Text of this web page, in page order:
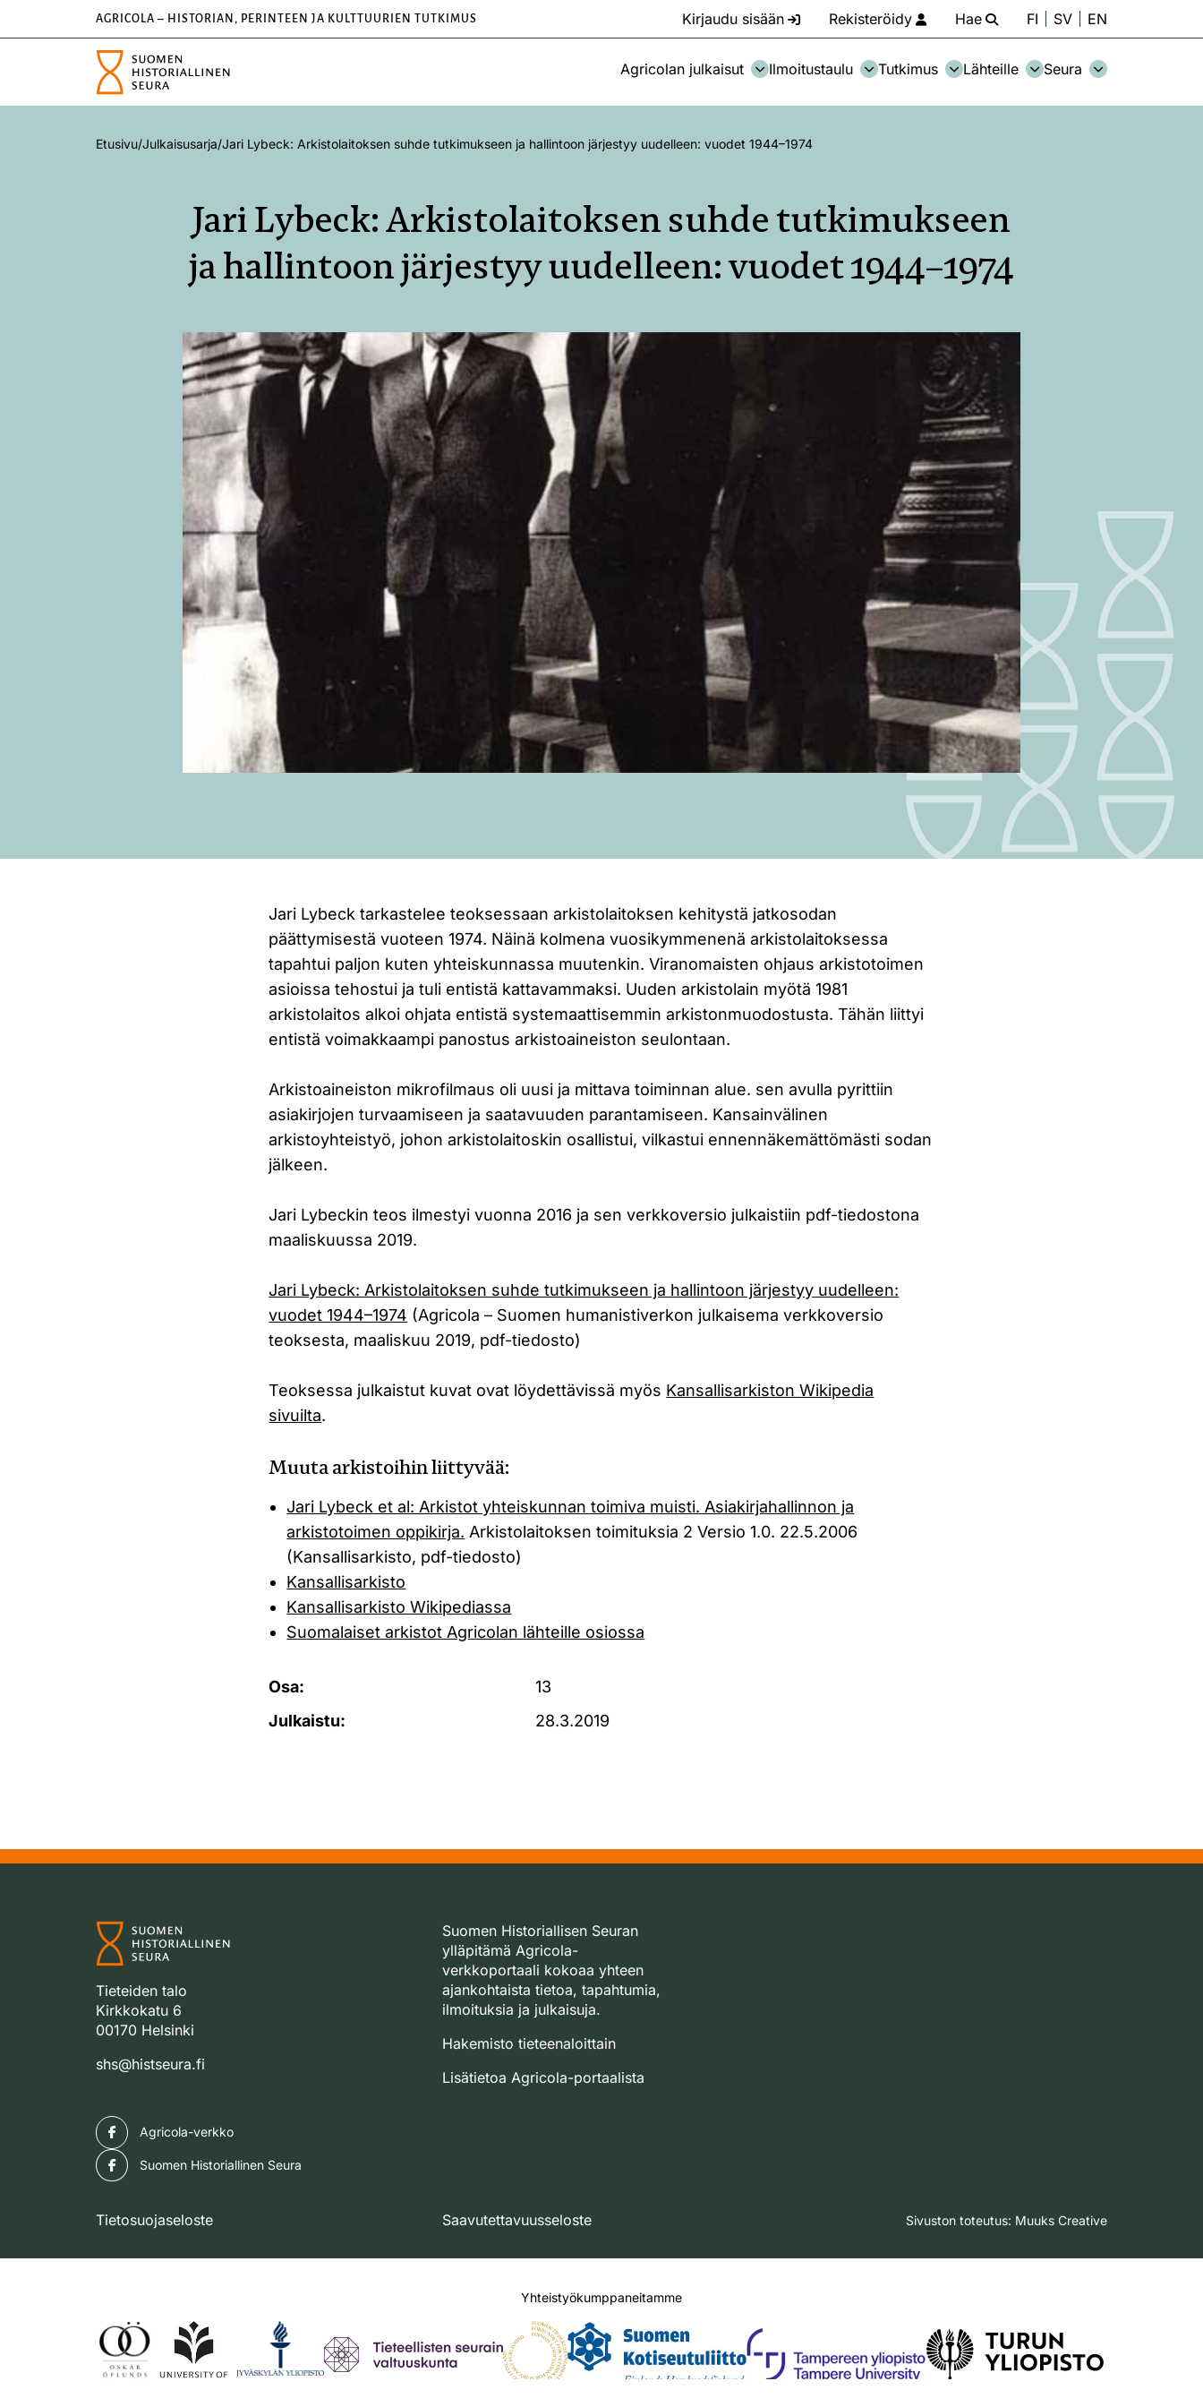
AGRICOLA – HISTORIAN, PERINTEEN JA KULTTUURIEN TUTKIMUS Kirjaudu sisään Rekisteröidy Hae FI SV EN
Agricolan julkaisut Ilmoitustaulu Tutkimus Lähteille Seura
Etusivu/Julkaisusarja/Jari Lybeck: Arkistolaitoksen suhde tutkimukseen ja hallintoon järjestyy uudelleen: vuodet 1944–1974
Jari Lybeck: Arkistolaitoksen suhde tutkimukseen
ja hallintoon järjestyy uudelleen: vuodet 1944–1974
Jari Lybeck tarkastelee teoksessaan arkistolaitoksen kehitystä jatkosodan
päättymisestä vuoteen 1974. Näinä kolmena vuosikymmenenä arkistolaitoksessa
tapahtui paljon kuten yhteiskunnassa muutenkin. Viranomaisten ohjaus arkistotoimen
asioissa tehostui ja tuli entistä kattavammaksi. Uuden arkistolain myötä 1981
arkistolaitos alkoi ohjata entistä systemaattisemmin arkistonmuodostusta. Tähän liittyi
entistä voimakkaampi panostus arkistoaineiston seulontaan.
Arkistoaineiston mikrofilmaus oli uusi ja mittava toiminnan alue. sen avulla pyrittiin
asiakirjojen turvaamiseen ja saatavuuden parantamiseen. Kansainvälinen
arkistoyhteistyö, johon arkistolaitoskin osallistui, vilkastui ennennäkemättömästi sodan
jälkeen.
Jari Lybeckin teos ilmestyi vuonna 2016 ja sen verkkoversio julkaistiin pdf-tiedostona
maaliskuussa 2019.
Jari Lybeck: Arkistolaitoksen suhde tutkimukseen ja hallintoon järjestyy uudelleen:
vuodet 1944–1974 (Agricola – Suomen humanistiverkon julkaisema verkkoversio
teoksesta, maaliskuu 2019, pdf-tiedosto)
Teoksessa julkaistut kuvat ovat löydettävissä myös Kansallisarkiston Wikipedia
sivuilta.
Muuta arkistoihin liittyvää:
Jari Lybeck et al: Arkistot yhteiskunnan toimiva muisti. Asiakirjahallinnon ja
arkistotoimen oppikirja. Arkistolaitoksen toimituksia 2 Versio 1.0. 22.5.2006
(Kansallisarkisto, pdf-tiedosto)
Kansallisarkisto
Kansallisarkisto Wikipediassa
Suomalaiset arkistot Agricolan lähteille osiossa
Osa:
13
Julkaistu:
28.3.2019
Tieteiden talo
Kirkkokatu 6
00170 Helsinki
shs@histseura.fi
Suomen Historiallisen Seuran
ylläpitämä Agricola-
verkkoportaali kokoaa yhteen
ajankohtaista tietoa, tapahtumia,
ilmoituksia ja julkaisuja.
Hakemisto tieteenaloittain
Lisätietoa Agricola-portaalista
Agricola-verkko
Suomen Historiallinen Seura
Tietosuojaseloste Saavutettavuusseloste Sivuston toteutus: Muuks Creative
Yhteistyökumppaneitamme